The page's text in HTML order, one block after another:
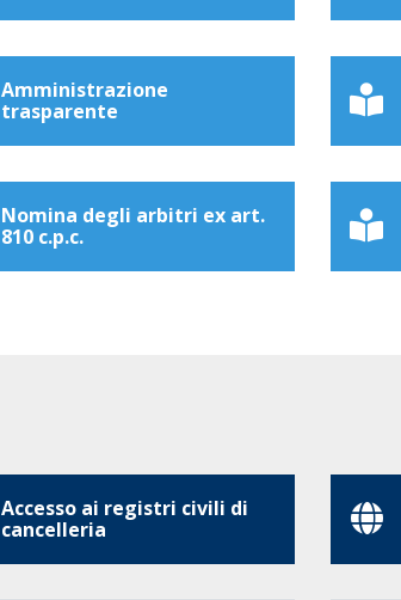
Amministrazione
trasparente
Nomina degli arbitri ex art.
810 c.p.c.
Accesso ai registri civili di
cancelleria